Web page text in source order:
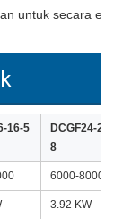
untuk secara
16-5
DCGF24-24-
8
6000-8000
3.92 KW